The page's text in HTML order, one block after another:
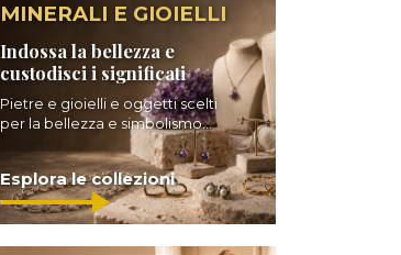
MINERALI E GIOIELLI
Indossa la bellezza e
custodisci i significati
Pietre e gioielli e oggetti scelti
per la bellezza e simbolismo...
Esplora le collezioni